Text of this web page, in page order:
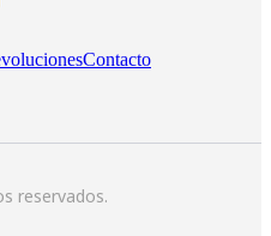
Contacto
reservados.